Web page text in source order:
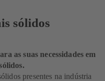
sólidos
as suas necessidades em
presentes na indústria